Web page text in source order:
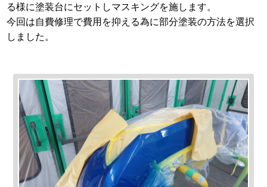
る様に塗装台にセットしマスキングを施します。
今回は自費修理で費用を抑える為に部分塗装の方法を選択
しました。